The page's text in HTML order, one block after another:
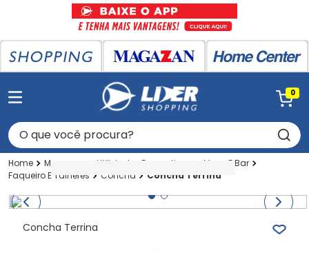
0
O que você procura?
Magazan Utilidades Domesticas
Mesa E Bar
Faqueiro E Talheres
Concha Concha Terrina
Concha Terrina